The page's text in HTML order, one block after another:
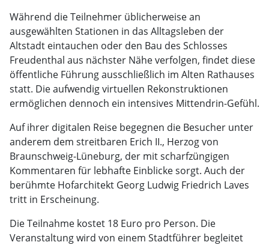
Während die Teilnehmer üblicherweise an
ausgewählten Stationen in das Alltagsleben der
Altstadt eintauchen oder den Bau des Schlosses
Freudenthal aus nächster Nähe verfolgen, findet diese
öffentliche Führung ausschließlich im Alten Rathauses
statt. Die aufwendig virtuellen Rekonstruktionen
ermöglichen dennoch ein intensives Mittendrin-Gefühl.
Auf ihrer digitalen Reise begegnen die Besucher unter
anderem dem streitbaren Erich II., Herzog von
Braunschweig-Lüneburg, der mit scharfzüngigen
Kommentaren für lebhafte Einblicke sorgt. Auch der
berühmte Hofarchitekt Georg Ludwig Friedrich Laves
tritt in Erscheinung.
Die Teilnahme kostet 18 Euro pro Person. Die
Veranstaltung wird von einem Stadtführer begleitet